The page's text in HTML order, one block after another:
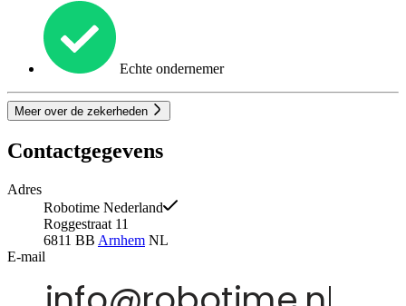
Echte ondernemer
Meer over de zekerheden
Contactgegevens
Adres
Robotime Nederland
Roggestraat 11
6811 BB Arnhem NL
E-mail